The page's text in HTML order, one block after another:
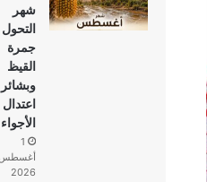
شهر
جمرة
القيظ
وبشائر
اعتدال
الأجواء
1
2026